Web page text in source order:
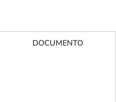
DOCUMENTO